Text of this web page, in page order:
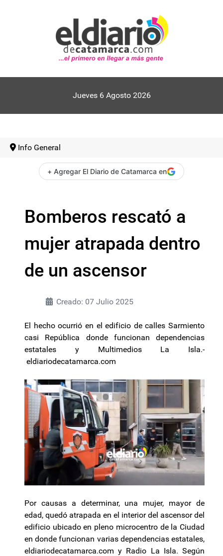
Jueves 6 Agosto 2026
Info General
+ Agregar El Diario de Catamarca en
Bomberos rescató a
mujer atrapada dentro
de un ascensor
Creado: 07 Julio 2025
El hecho ocurrió en el edificio de calles Sarmiento
casi República donde funcionan dependencias
estatales y Multimedios La Isla.-
eldiariodecatamarca.com
Por causas a determinar, una mujer, mayor de
edad, quedó atrapada en el interior del ascensor del
edificio ubicado en pleno microcentro de la Ciudad
en donde funcionan varias dependencias estatales,
eldiariodecatamarca.com y Radio La Isla. Según